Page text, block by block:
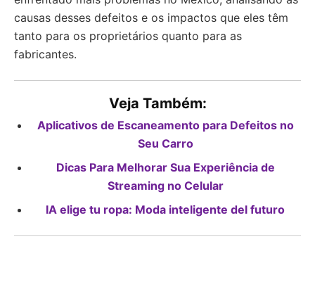
causas desses defeitos e os impactos que eles têm
tanto para os proprietários quanto para as
fabricantes.
Veja Também:
Aplicativos de Escaneamento para Defeitos no
Seu Carro
Dicas Para Melhorar Sua Experiência de
Streaming no Celular
IA elige tu ropa: Moda inteligente del futuro